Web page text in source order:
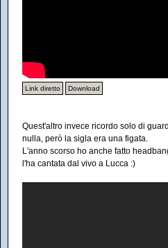
Link diretto Download
Quest'altro invece ricordo solo di
nulla, però la sigla era una figata.
L'anno scorso ho anche fatto
l'ha cantata dal vivo a Lucca :)